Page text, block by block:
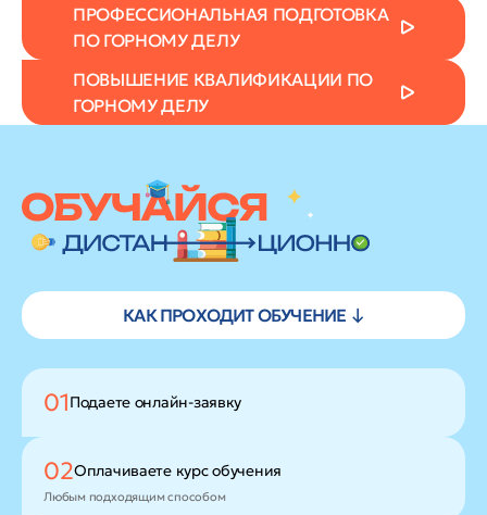
ПРОФЕССИОНАЛЬНАЯ ПОДГОТОВКА
ПО ГОРНОМУ ДЕЛУ
ПОВЫШЕНИЕ КВАЛИФИКАЦИИ ПО
ГОРНОМУ ДЕЛУ
КАК ПРОХОДИТ ОБУЧЕНИЕ ↓
01Подаете онлайн-заявку
02Оплачиваете курс обучения
Любым подходящим способом